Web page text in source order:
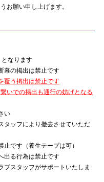
お願い申し上げます。
なります
幕の掲出は禁止です
覆う掲出は禁止です
いでの掲出も通行の妨げとなる
い
タッフにより撤去させていただ
です（養生テープは可）
出る行為は禁止です
ブスタッフがサポートいたしま